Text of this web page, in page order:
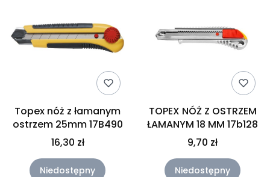
Topex nóż z łamanym
ostrzem 25mm 17B490
16,30 zł
Niedostępny
TOPEX NÓŻ Z OSTRZEM
ŁAMANYM 18 MM 17b128
9,70 zł
Niedostępny